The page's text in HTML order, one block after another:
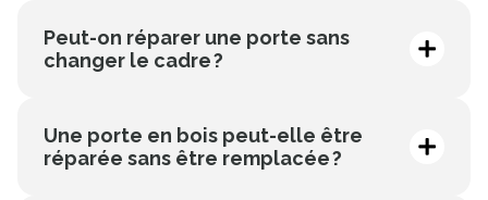
Peut-on réparer une porte sans
changer le cadre ?
structurellement.
Une porte en bois peut-elle être
réparée sans être remplacée ?